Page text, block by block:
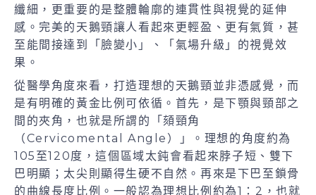
纖細，更重要的是整體輪廓的連貫性與視覺的延伸
感。完美的天鵝頸讓人看起來更輕盈、更有氣質，甚
至能間接達到「臉變小」、「氣場升級」的視覺效
果。
從醫學角度來看，打造理想的天鵝頸並非憑感覺，而
是有明確的黃金比例可依循。首先，是下顎與頸部之
間的夾角，也就是所謂的「頦頸角
（Cervicomental Angle）」。理想的角度約為
105至120度，這個區域太鈍會看起來脖子短、雙下
巴明顯；太尖則顯得生硬不自然。再來是下巴至鎖骨
的曲線長度比例。一般認為理想比例約為1：2，也就